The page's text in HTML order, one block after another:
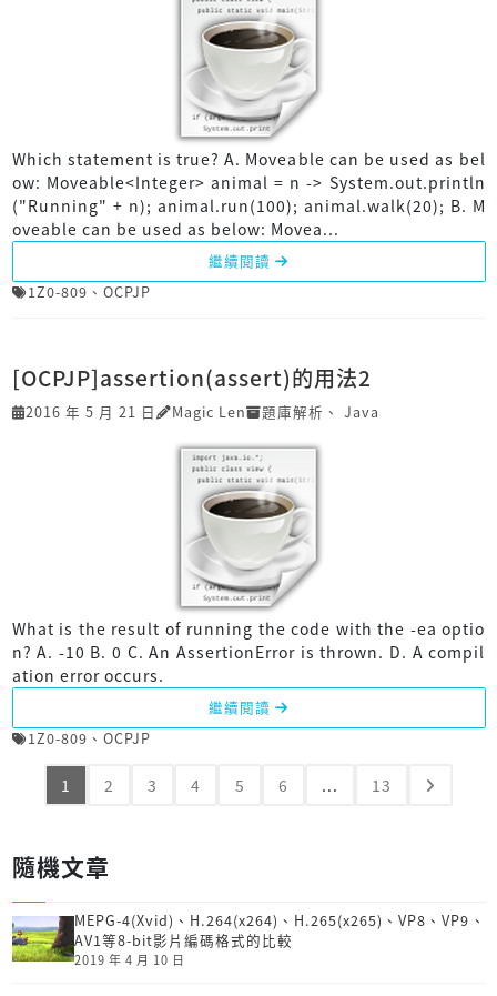
Which statement is true? A. Moveable can be used as bel
ow: Moveable<Integer> animal = n -> System.out.println
("Running" + n); animal.run(100); animal.walk(20); B. M
oveable can be used as below: Movea...
繼續閱讀
1Z0-809 、 OCPJP
[OCPJP]assertion(assert)的用法2
2016 年 5 月 21 日 Magic Len 題庫解析 、 Java
What is the result of running the code with the -ea optio
n? A. -10 B. 0 C. An AssertionError is thrown. D. A compil
ation error occurs.
繼續閱讀
1Z0-809 、 OCPJP
1 2 3 4 5 6 ... 13
隨機文章
MEPG-4(Xvid)、H.264(x264)、H.265(x265)、VP8、VP9、
AV1等8-bit影片編碼格式的比較
2019 年 4 月 10 日